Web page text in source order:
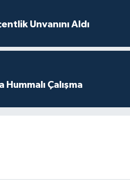
Unvanını Aldı
Hummalı Çalışma